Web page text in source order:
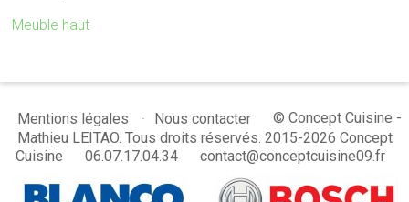
Meuble haut
Mentions légales Nous contacter
© Concept Cuisine -
Mathieu LEITAO. Tous droits réservés. 2015-2026 Concept
Cuisine
06.07.17.04.34 contact@conceptcuisine09.fr